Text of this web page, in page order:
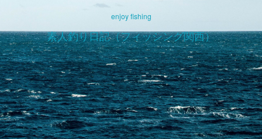
enjoy fishing
素人釣り日記（フィッシング関西）